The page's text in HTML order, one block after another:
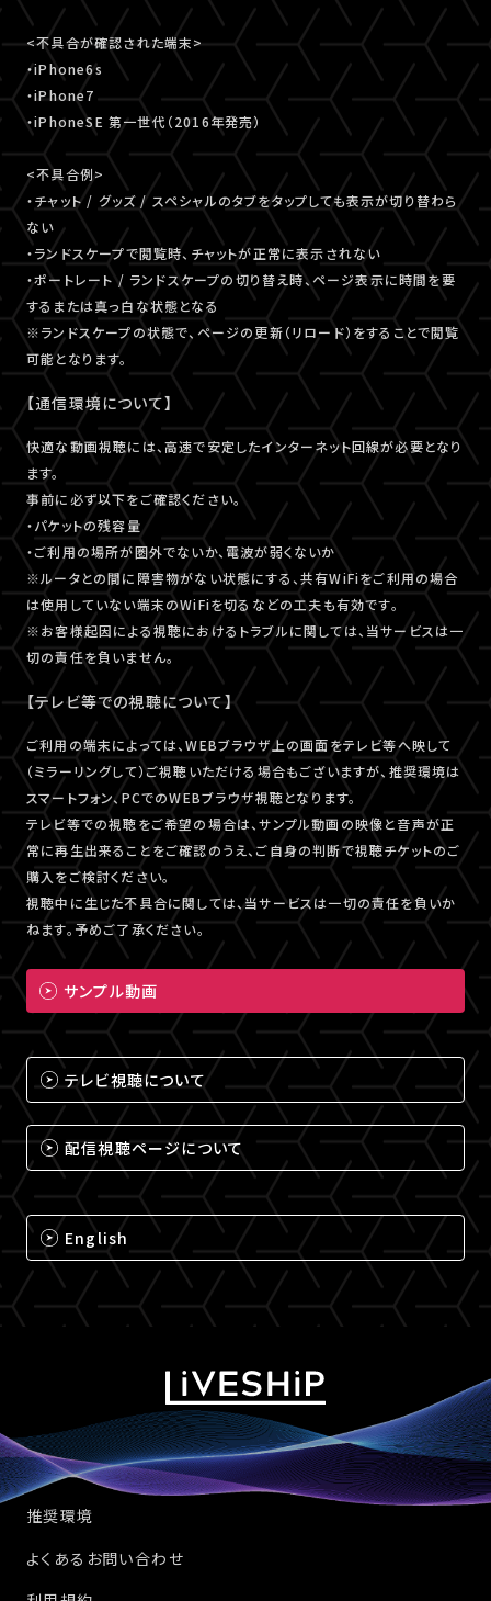
<不具合が確認された端末>
・iPhone6s
・iPhone7
・iPhoneSE 第一世代（2016年発売）
<不具合例>
・チャット / グッズ / スペシャルのタブをタップしても表示が切り替わら
ない
・ランドスケープで閲覧時、チャットが正常に表示されない
・ポートレート / ランドスケープの切り替え時、ページ表示に時間を要
するまたは真っ白な状態となる
※ランドスケープの状態で、ページの更新（リロード）をすることで閲覧
可能となります。
【通信環境について】
快適な動画視聴には、高速で安定したインターネット回線が必要となり
ます。
事前に必ず以下をご確認ください。
・パケットの残容量
・ご利用の場所が圏外でないか、電波が弱くないか
※ルータとの間に障害物がない状態にする、共有WiFiをご利用の場合
は使用していない端末のWiFiを切るなどの工夫も有効です。
※お客様起因による視聴におけるトラブルに関しては、当サービスは一
切の責任を負いません。
【テレビ等での視聴について】
ご利用の端末によっては、WEBブラウザ上の画面をテレビ等へ映して
（ミラーリングして）ご視聴いただける場合もございますが、推奨環境は
スマートフォン、PCでのWEBブラウザ視聴となります。
テレビ等での視聴をご希望の場合は、サンプル動画の映像と音声が正
常に再生出来ることをご確認のうえ、ご自身の判断で視聴チケットのご
購入をご検討ください。
視聴中に生じた不具合に関しては、当サービスは一切の責任を負いか
ねます。予めご了承ください。
サンプル動画
テレビ視聴について
配信視聴ページについて
English
推奨環境
よくあるお問い合わせ